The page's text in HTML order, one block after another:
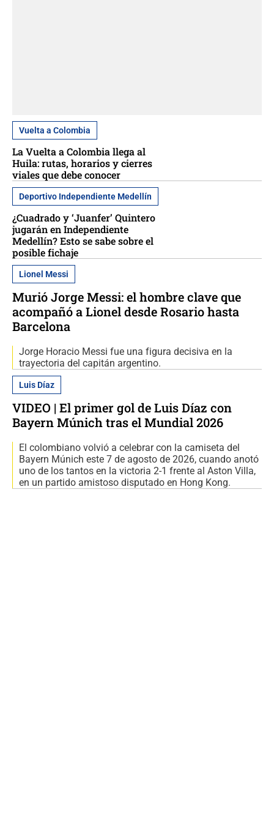
Vuelta a Colombia
La Vuelta a Colombia llega al
Huila: rutas, horarios y cierres
viales que debe conocer
Deportivo Independiente Medellín
¿Cuadrado y ‘Juanfer’ Quintero
jugarán en Independiente
Medellín? Esto se sabe sobre el
posible fichaje
Lionel Messi
Murió Jorge Messi: el hombre clave que
acompañó a Lionel desde Rosario hasta
Barcelona
Jorge Horacio Messi fue una figura decisiva en la
trayectoria del capitán argentino.
Luis Díaz
VIDEO | El primer gol de Luis Díaz con
Bayern Múnich tras el Mundial 2026
El colombiano volvió a celebrar con la camiseta del
Bayern Múnich este 7 de agosto de 2026, cuando anotó
uno de los tantos en la victoria 2-1 frente al Aston Villa,
en un partido amistoso disputado en Hong Kong.